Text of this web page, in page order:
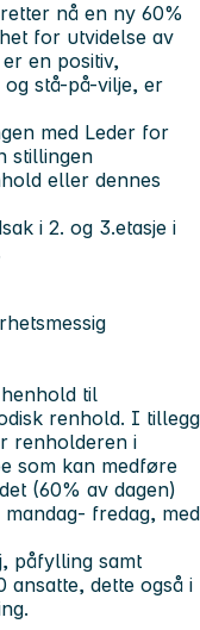
nå en ny 60%
for utvidelse av
en positiv,
stå-på-vilje, er
med Leder for
stillingen
eller dennes
i 2. og 3.etasje i
til
renhold. I tillegg
renholderen i
som kan medføre
(60% av dagen)
fredag, med
påfylling samt
dette også i